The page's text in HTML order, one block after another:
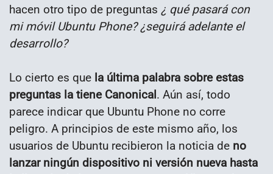
hacen otro tipo de preguntas ¿ qué pasará con
mi móvil Ubuntu Phone? ¿seguirá adelante el
desarrollo?
Lo cierto es que la última palabra sobre estas
preguntas la tiene Canonical. Aún así, todo
parece indicar que Ubuntu Phone no corre
peligro. A principios de este mismo año, los
usuarios de Ubuntu recibieron la noticia de no
lanzar ningún dispositivo ni versión nueva hasta